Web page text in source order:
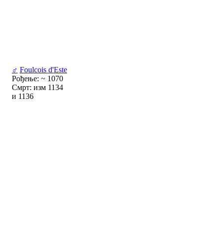
♂ Foulcois d'Este
Рођење: ~ 1070
Смрт: изм 1134
и 1136